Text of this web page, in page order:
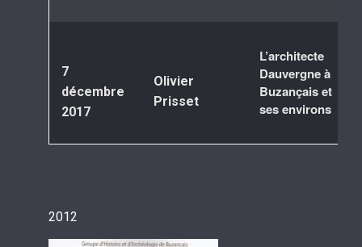
7
décembre
2017
Olivier
Prisset
L’architecte
Dauvergne à
Buzançais et
ses environs
2012